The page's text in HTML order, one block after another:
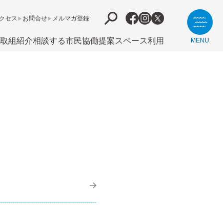
取組紹介相談する市⺠協働提案スペース利用
セス お問合せ メルマガ登録
MENU